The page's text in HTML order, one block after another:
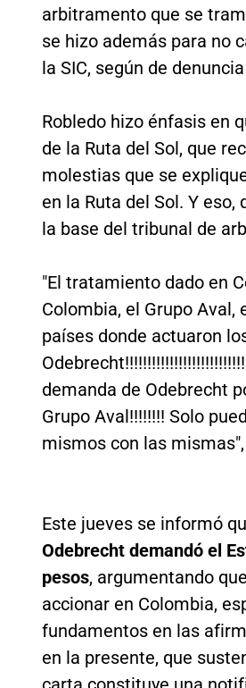
arbitramento que se
se hizo además para no
la SIC, según de
Robledo hizo énfasis en
de la Ruta del Sol, que
molestias que se
en la Ruta del Sol. Y
la base del tribunal de
"El tratamiento dado en
Colombia, el Grupo
países donde actuaron
demanda de Odebrecht
Grupo Aval!!!!!!!! Solo
mismos con las
Este jueves se informó
Odebrecht demandó el
pesos, argumentando
accionar en Colombia,
fundamentos en las
en la presente, que